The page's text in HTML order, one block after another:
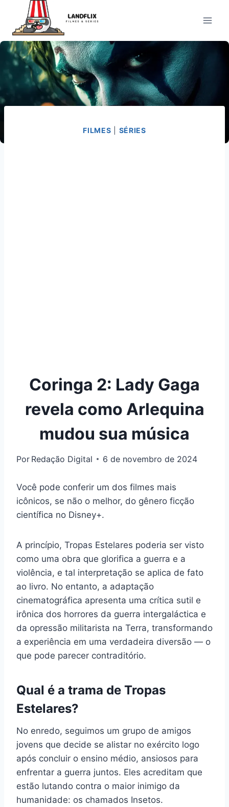
Conteúdo
FILMES SÉRIES
Coringa 2: Lady Gaga
revela como Arlequina
mudou sua música
Por Redação Digital 6 de novembro de 2024
Você pode conferir um dos filmes mais
icônicos, se não o melhor, do gênero ficção
científica no Disney+.
A princípio, Tropas Estelares poderia ser visto
como uma obra que glorifica a guerra e a
violência, e tal interpretação se aplica de fato
ao livro. No entanto, a adaptação
cinematográfica apresenta uma crítica sutil e
irônica dos horrores da guerra intergaláctica e
da opressão militarista na Terra, transformando
a experiência em uma verdadeira diversão — o
que pode parecer contraditório.
Qual é a trama de Tropas
Estelares?
No enredo, seguimos um grupo de amigos
jovens que decide se alistar no exército logo
após concluir o ensino médio, ansiosos para
enfrentar a guerra juntos. Eles acreditam que
estão lutando contra o maior inimigo da
humanidade: os chamados Insetos.